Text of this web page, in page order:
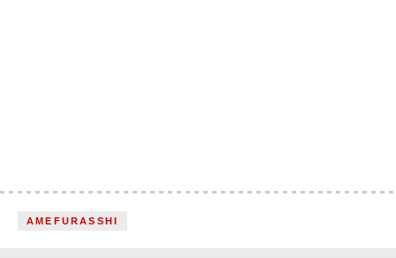
AMEFURASSHI